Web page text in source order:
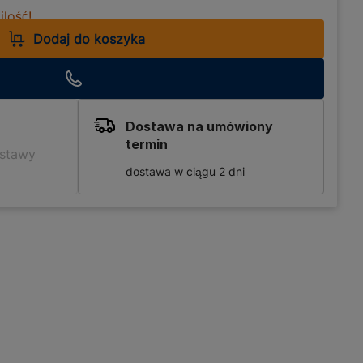
Dodaj do koszyka
Dostawa na umówiony
termin
dostawa w ciągu 2 dni
z myślą
11 mm, wałek ten